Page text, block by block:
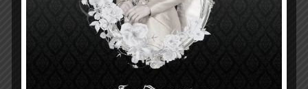
สำนักงานโครงการเยาวชนรางวัลสมเด็จเจ้าฟ้ามหิดล
มูลนิธิรางวัลสมเด็จเจ้าฟ้ามหิดล ในพระบรมราชูปถัมภ์
ชั้น 9 ห้อง 903-3 อาคารเฉลิมพระเกียรติ ๘๐ พรรษา ๕
ธันวาคม ๒๕๕๐ (SiMR)
เลขที่ 2 ถนนวังหลัง แขวงศิริราช เขตบางกอกน้อย